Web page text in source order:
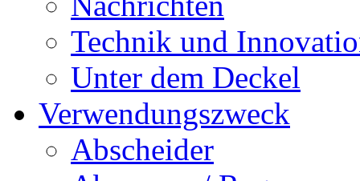
Technik und
Unter dem Deckel
Verwendungszweck
Abscheider